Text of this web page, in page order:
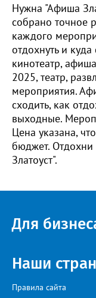
Нужна "Афиша
собрано точное
каждого
отдохнуть и
кинотеатр,
2025, театр,
мероприятия.
сходить, как
выходные.
Цена указана,
бюджет. Отдохни
Златоуст".
Для
Наши
Правила сайта